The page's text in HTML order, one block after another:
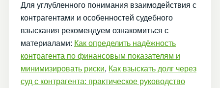
Для углубленного понимания взаимодействия с
контрагентами и особенностей судебного
взыскания рекомендуем ознакомиться с
материалами: Как определить надёжность
контрагента по финансовым показателям и
минимизировать риски, Как взыскать долг через
суд с контрагента: практическое руководство